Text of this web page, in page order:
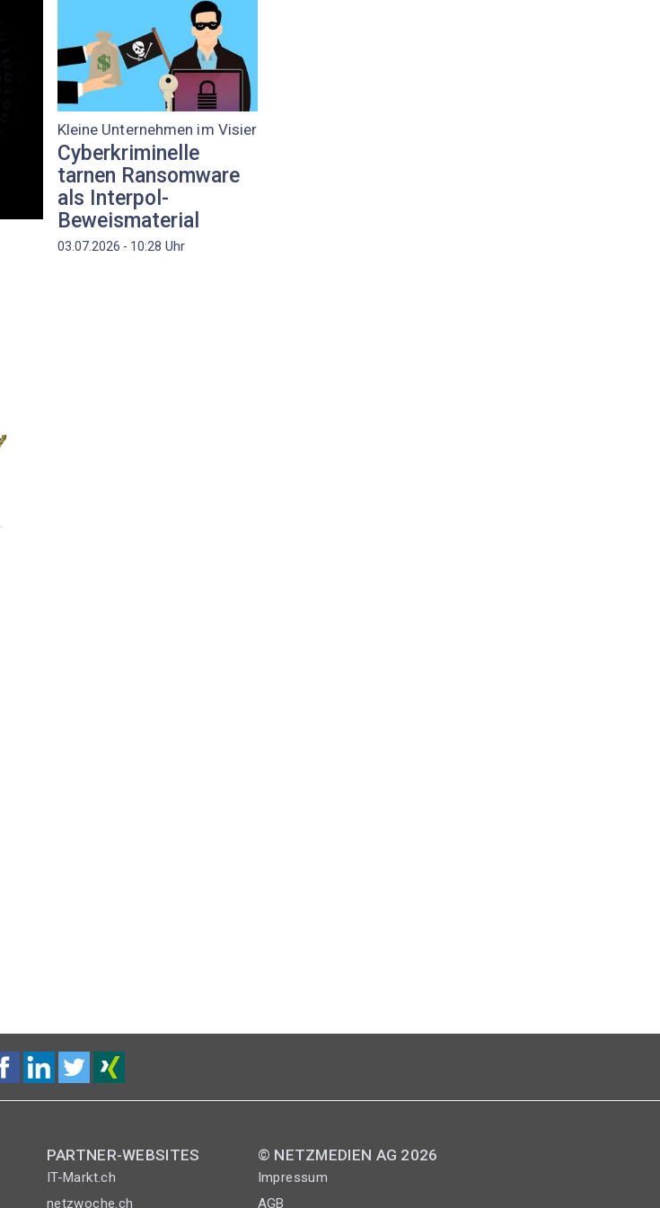
Kleine Unternehmen im Visier
Cyberkriminelle
tarnen Ransomware
als Interpol-
Beweismaterial
03.07.2026 - 10:28 Uhr
PARTNER-WEBSITES
IT-Markt.ch
netzwoche.ch
© NETZMEDIEN AG 2026
Impressum
AGB